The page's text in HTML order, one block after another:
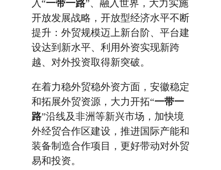
入“一带一路”、融入世界，大力实施
开放发展战略，开放型经济水平不断
提升：外贸规模迈上新台阶、平台建
设达到新水平、利用外资实现新跨
越、对外投资取得新突破。
在着力稳外贸稳外资方面，安徽稳定
和拓展外贸资源，大力开拓“一带一
路”沿线及非洲等新兴市场，加快境
外经贸合作区建设，推进国际产能和
装备制造合作项目，更好带动对外贸
易和投资。